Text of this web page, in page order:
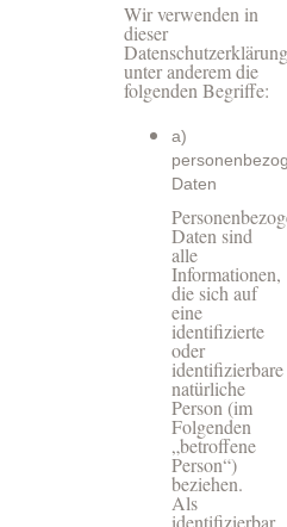
Wir verwenden in
dieser
Datenschutzerklärung
unter anderem die
folgenden Begriffe:
a)
Daten
Daten sind
alle
Informationen,
die sich auf
eine
identifizierte
oder
identifizierbare
natürliche
Person (im
Folgenden
„betroffene
Person“)
beziehen.
Als
identifizierbar